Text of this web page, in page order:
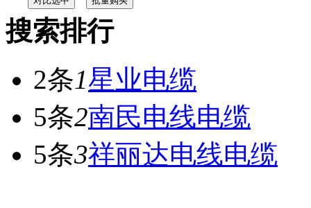
搜索排行
2条1星业电缆
5条2南民电线电缆
5条3祥丽达电线电缆